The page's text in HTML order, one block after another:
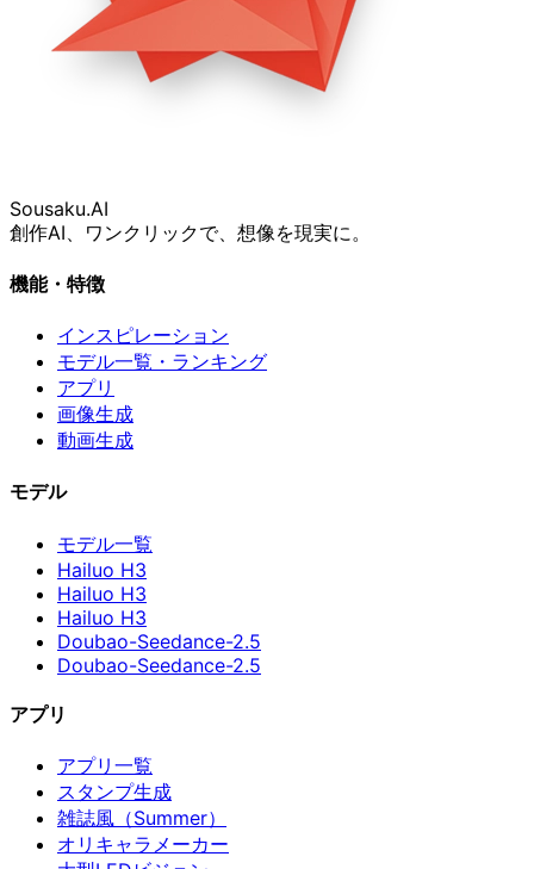
Sousaku.AI
創作AI、ワンクリックで、想像を現実に。
機能・特徴
インスピレーション
モデル一覧・ランキング
アプリ
画像生成
動画生成
モデル
モデル一覧
Hailuo H3
Hailuo H3
Hailuo H3
Doubao-Seedance-2.5
Doubao-Seedance-2.5
アプリ
アプリ一覧
スタンプ生成
雑誌風（Summer）
オリキャラメーカー